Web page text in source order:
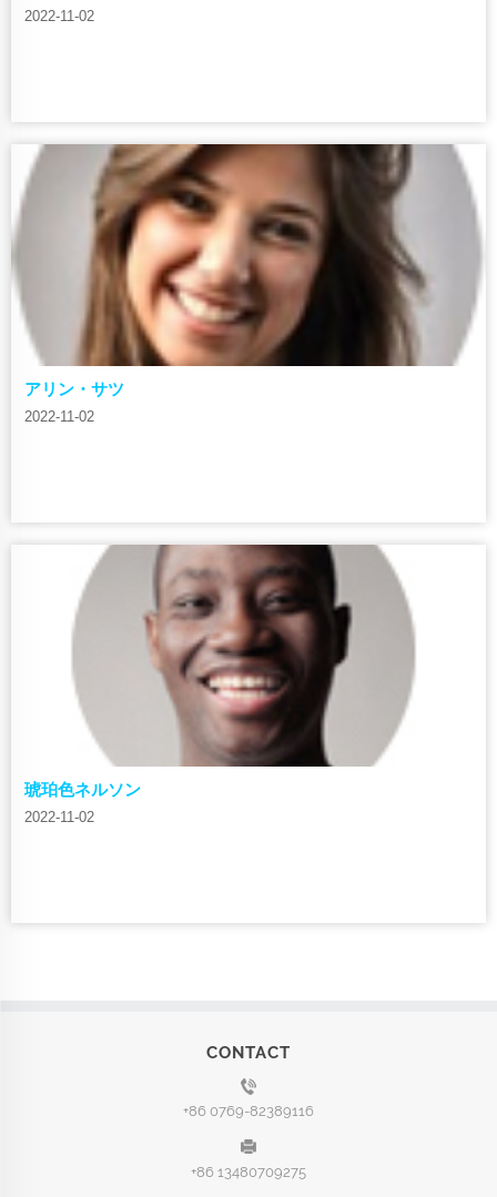
2022-11-02
アリン・サツ
2022-11-02
琥珀色ネルソン
2022-11-02
CONTACT
+86 0769-82389116
+86 13480709275